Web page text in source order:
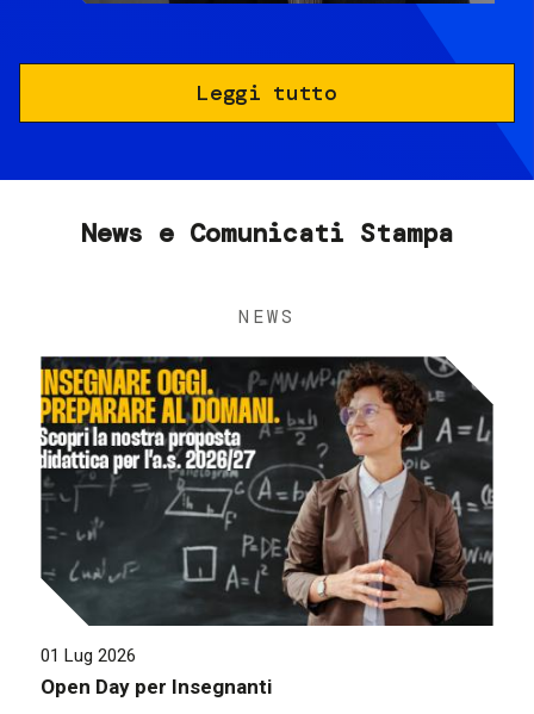
Leggi tutto
News e Comunicati Stampa
NEWS
01 Lug 2026
Open Day per Insegnanti